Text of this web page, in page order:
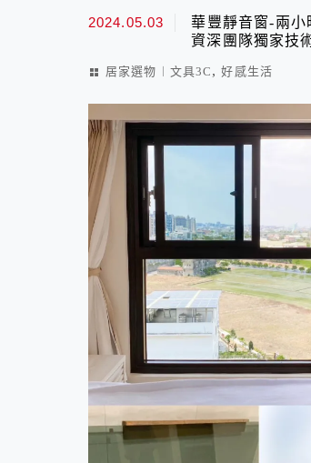
2024.05.03
華豐靜音窗-兩小
資深團隊獨家技
居家選物︱文具3C ,好感生活